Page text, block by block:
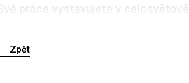
Své práce vystavujete v
Zpět